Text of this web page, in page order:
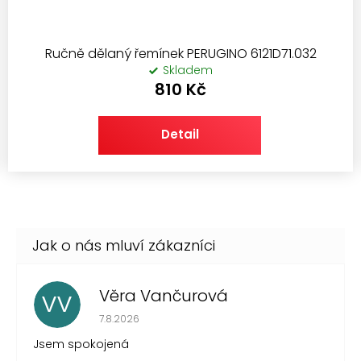
Ručně dělaný řemínek PERUGINO 6121D71.032
Skladem
810 Kč
Detail
VV Věra Vančurová
Hodnocení obchodu je 5 z 5 hvězdiček.
7.8.2026
Jsem spokojená